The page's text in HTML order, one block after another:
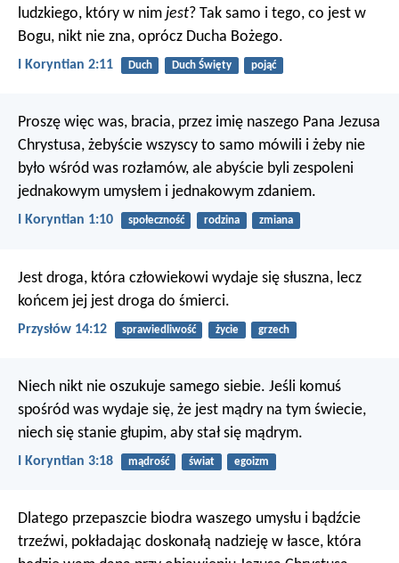
ludzkiego, który w nim jest? Tak samo i tego, co jest w
Bogu, nikt nie zna, oprócz Ducha Bożego.
I Koryntian 2:11 Duch Duch Święty pojąć
Proszę więc was, bracia, przez imię naszego Pana Jezusa
Chrystusa, żebyście wszyscy to samo mówili i żeby nie
było wśród was rozłamów, ale abyście byli zespoleni
jednakowym umysłem i jednakowym zdaniem.
I Koryntian 1:10 społeczność rodzina zmiana
Jest droga, która człowiekowi wydaje się słuszna, lecz
końcem jej jest droga do śmierci.
Przysłów 14:12 sprawiedliwość życie grzech
Niech nikt nie oszukuje samego siebie. Jeśli komuś
spośród was wydaje się, że jest mądry na tym świecie,
niech się stanie głupim, aby stał się mądrym.
I Koryntian 3:18 mądrość świat egoizm
Dlatego przepaszcie biodra waszego umysłu i bądźcie
trzeźwi, pokładając doskonałą nadzieję w łasce, która